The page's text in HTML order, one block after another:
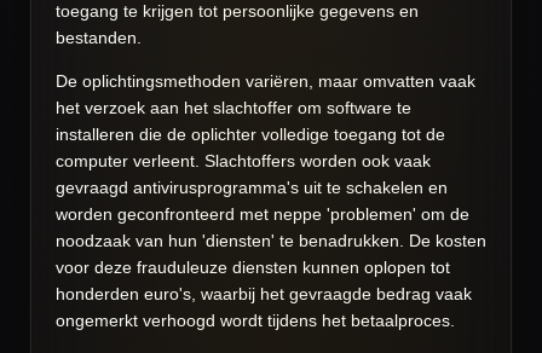
toegang te krijgen tot persoonlijke gegevens en
bestanden.
De oplichtingsmethoden variëren, maar omvatten vaak
het verzoek aan het slachtoffer om software te
installeren die de oplichter volledige toegang tot de
computer verleent. Slachtoffers worden ook vaak
gevraagd antivirusprogramma's uit te schakelen en
worden geconfronteerd met neppe 'problemen' om de
noodzaak van hun 'diensten' te benadrukken. De kosten
voor deze frauduleuze diensten kunnen oplopen tot
honderden euro's, waarbij het gevraagde bedrag vaak
ongemerkt verhoogd wordt tijdens het betaalproces.